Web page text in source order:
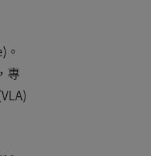
專